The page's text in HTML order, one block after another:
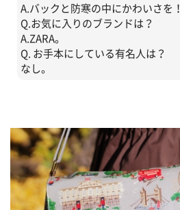
A.バックと防寒の中にかわいさを！
Q.お気に入りのブランドは？
A.ZARA。
Q. お手本にしている有名人は？
なし。